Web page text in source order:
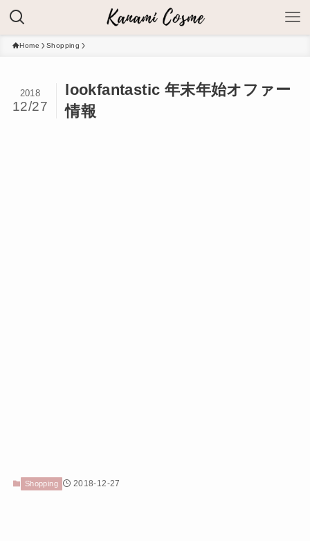
Home Shopping
lookfantastic 年末年始オファー
情報
2018
12/27
Shopping 2018-12-27